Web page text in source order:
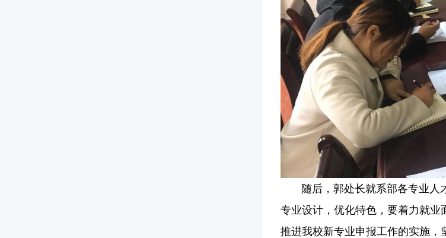
随后，郭处长就系部各专业人
专业设计，优化特色，要着力就
推进我校新专业申报工作的实施